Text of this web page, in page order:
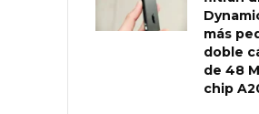
más
doble
de 48
chip